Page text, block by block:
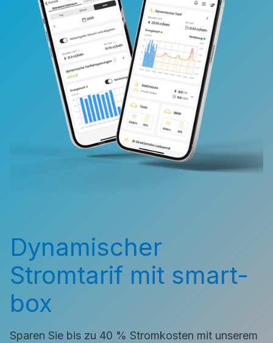
Dynamischer
Stromtarif mit smart-
box
Sparen Sie bis zu 40 % Stromkosten mit unserem